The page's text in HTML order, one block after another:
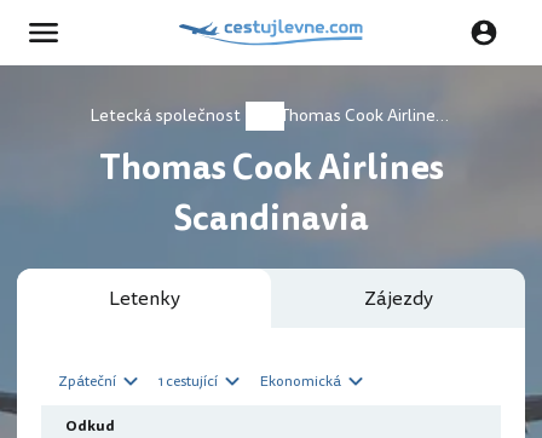
Letecká společnost Thomas Cook Airlines Scandinavia
Thomas Cook Airlines
Scandinavia
Letenky Zájezdy
Zpáteční 1 cestující Ekonomická
Odkud